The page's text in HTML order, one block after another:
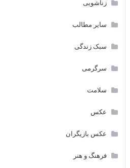
زناشویی
سایر مطالب
سبک زندگی
سرگرمی
سلامت
عکس
عکس بازیگران
فرهنگ و هنر